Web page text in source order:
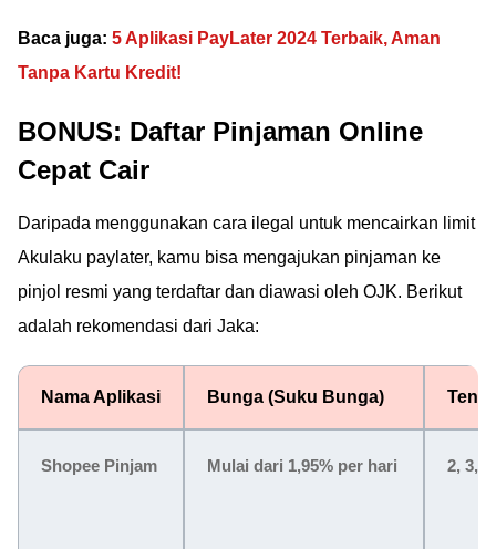
Baca juga: 5 Aplikasi PayLater 2024 Terbaik, Aman
Tanpa Kartu Kredit!
BONUS: Daftar Pinjaman Online
Cepat Cair
Daripada menggunakan cara ilegal untuk mencairkan limit
Akulaku paylater, kamu bisa mengajukan pinjaman ke
pinjol resmi yang terdaftar dan diawasi oleh OJK. Berikut
adalah rekomendasi dari Jaka:
Nama Aplikasi Bunga (Suku Bunga) Tenor
Shopee Pinjam Mulai dari 1,95% per hari 2, 3,